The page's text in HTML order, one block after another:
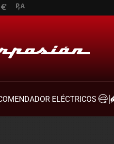
ELÉCTRICOS